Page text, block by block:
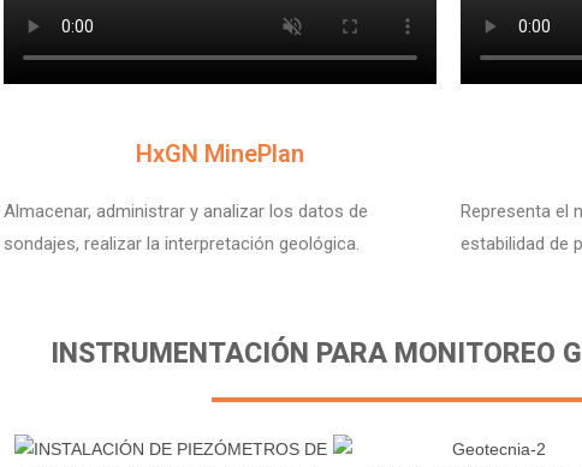
V
HxGN MinePlan
Almacenar, administrar y analizar los datos de
sondajes, realizar la interpretación geológica.
V
Representa el
estabilidad de
INSTRUMENTACIÓN PARA MONITOREO